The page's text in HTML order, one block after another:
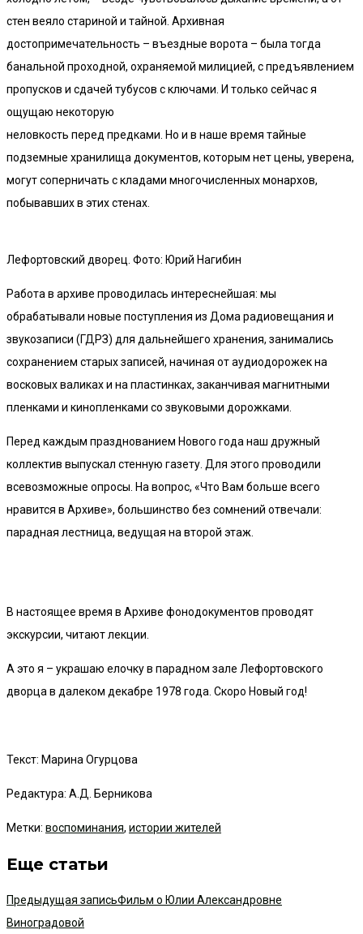
стен веяло стариной и тайной. Архивная
достопримечательность – въездные ворота – была тогда
банальной проходной, охраняемой милицией, с предъявлением
пропусков и сдачей тубусов с ключами. И только сейчас я
ощущаю некоторую
неловкость перед предками. Но и в наше время тайные
подземные хранилища документов, которым нет цены, уверена,
могут соперничать с кладами многочисленных монархов,
побывавших в этих стенах.
Лефортовский дворец. Фото: Юрий Нагибин
Работа в архиве проводилась интереснейшая: мы
обрабатывали новые поступления из Дома радиовещания и
звукозаписи (ГДРЗ) для дальнейшего хранения, занимались
сохранением старых записей, начиная от аудиодорожек на
восковых валиках и на пластинках, заканчивая магнитными
пленками и кинопленками со звуковыми дорожками.
Перед каждым празднованием Нового года наш дружный
коллектив выпускал стенную газету. Для этого проводили
всевозможные опросы. На вопрос, «Что Вам больше всего
нравится в Архиве», большинство без сомнений отвечали:
парадная лестница, ведущая на второй этаж.
В настоящее время в Архиве фонодокументов проводят
экскурсии, читают лекции.
А это я – украшаю елочку в парадном зале Лефортовского
дворца в далеком декабре 1978 года. Скоро Новый год!
Текст: Марина Огурцова
Редактура: А.Д. Берникова
Метки: воспоминания, истории жителей
Еще статьи
Предыдущая записьФильм о Юлии Александровне
Виноградовой